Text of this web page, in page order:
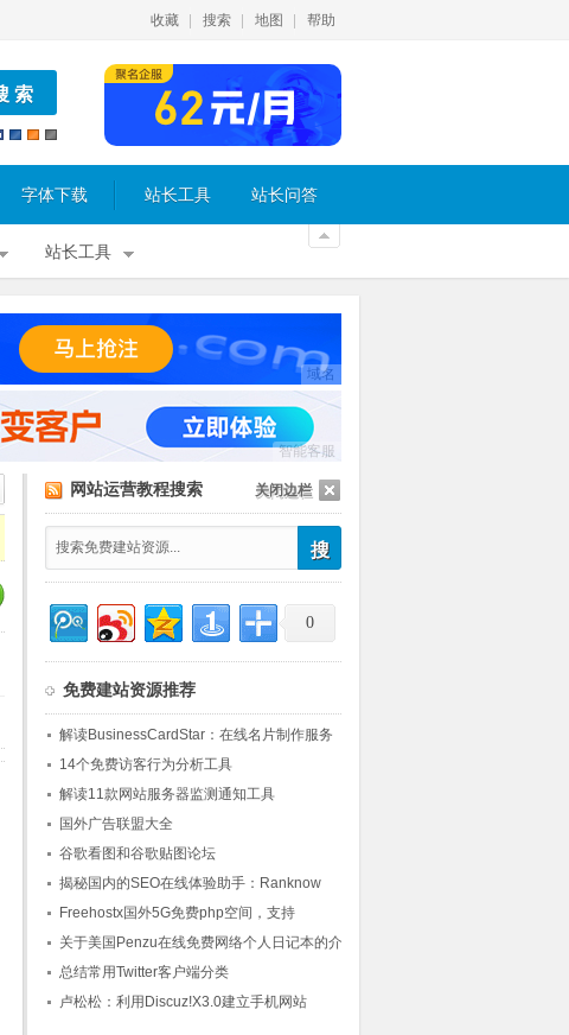
收藏 搜索 地图 帮助
字体下载 站长工具 站长问答
站长工具
域名
智能客服
关闭边栏
网站运营教程搜索
0
免费建站资源推荐
解读BusinessCardStar：在线名片制作服务
14个免费访客行为分析工具
解读11款网站服务器监测通知工具
国外广告联盟大全
谷歌看图和谷歌贴图论坛
揭秘国内的SEO在线体验助手：Ranknow
Freehostx国外5G免费php空间，支持
MySQL/ftp上传
关于美国Penzu在线免费网络个人日记本的介
绍
总结常用Twitter客户端分类
卢松松：利用Discuz!X3.0建立手机网站